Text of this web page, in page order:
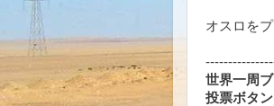
オスロを
世界一周
投票ボタ